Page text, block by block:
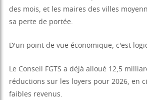
des mois, et les maires des villes
sa perte de portée.
D'un point de vue économique, c'est
Le Conseil FGTS a déjà alloué 12,5
réductions sur les loyers pour 2026, en
faibles revenus.